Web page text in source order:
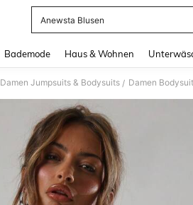
Anewsta Blusen
Bademode Haus & Wohnen
Damen Jumpsuits & Bodysuits / Damen